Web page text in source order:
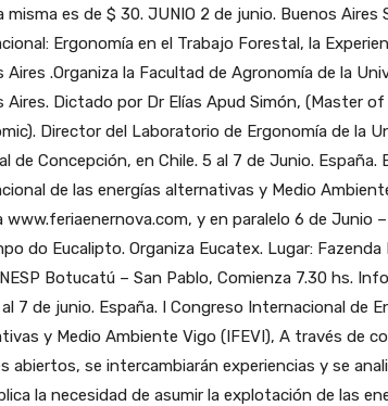
misma es de $ 30. JUNIO 2 de junio. Buenos Aires
Ergonomía en el Trabajo Forestal, la
Aires .Organiza la Facultad de Agronomía de la
Aires. Dictado por Dr Elías Apud Simón, (Master of
Director del Laboratorio de Ergonomía de la
de Concepción, en Chile. 5 al 7 de Junio. España.
de las energías alternativas y Medio
www.feriaenernova.com, y en paralelo 6 de Junio
do Eucalipto. Organiza Eucatex. Lugar: Fazenda
Botucatú – San Pablo, Comienza 7.30 hs.
7 de junio. España. I Congreso Internacional de
y Medio Ambiente Vigo (IFEVI), A través de
abiertos, se intercambiarán experiencias y se
la necesidad de asumir la explotación de las